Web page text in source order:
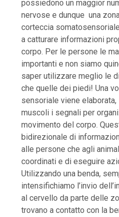
possiedono un maggior
nervose e dunque una
corteccia
a catturare informazioni
corpo. Per le persone le
importanti e non siamo
saper utilizzare meglio le
che quelle dei piedi! Una
sensoriale viene
muscoli i segnali per
movimento del corpo.
bidirezionale di
alle persone che agli
coordinati e di eseguire
Utilizzando una benda,
intensifichiamo l’invio
al cervello da parte delle
trovano a contatto con la